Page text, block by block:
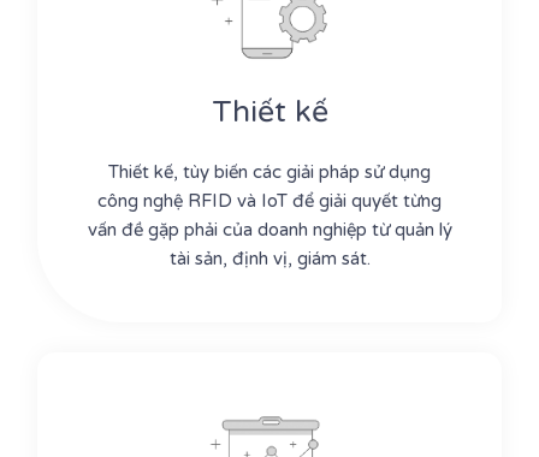
Thiết kế
Thiết kế, tùy biến các giải pháp sử dụng
công nghệ RFID và IoT để giải quyết từng
vấn đề gặp phải của doanh nghiệp từ quản lý
tài sản, định vị, giám sát.